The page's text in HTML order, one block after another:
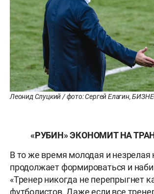
Леонид Слуцкий / фото: Сергей Елагин,
«РУБИН» ЭКОНОМИТ НА
В то же время молодая и незрелая
продолжает формироваться и
«Тренер никогда не перепрыгнет